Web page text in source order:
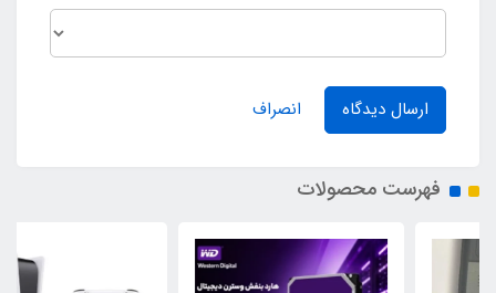
ارسال دیدگاه انصراف
فهرست محصولات